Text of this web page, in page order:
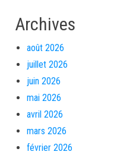
Archives
août 2026
juillet 2026
juin 2026
mai 2026
avril 2026
mars 2026
février 2026